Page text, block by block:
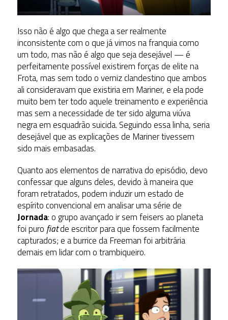
Isso não é algo que chega a ser realmente
inconsistente com o que já vimos na franquia como
um todo, mas não é algo que seja desejável — é
perfeitamente possível existirem forças de elite na
Frota, mas sem todo o verniz clandestino que ambos
ali consideravam que existiria em Mariner, e ela pode
muito bem ter todo aquele treinamento e experiência
mas sem a necessidade de ter sido alguma viúva
negra em esquadrão suicida. Seguindo essa linha, seria
desejável que as explicações de Mariner tivessem
sido mais embasadas.
Quanto aos elementos de narrativa do episódio, devo
confessar que alguns deles, devido à maneira que
foram retratados, podem induzir um estado de
espírito convencional em analisar uma série de
Jornada: o grupo avançado ir sem feisers ao planeta
foi puro fiatde escritor para que fossem facilmente
capturados; e a burrice da Freeman foi arbitrária
demais em lidar com o trambiqueiro.